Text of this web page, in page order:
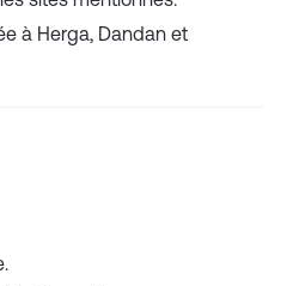
à Herga, Dandan et